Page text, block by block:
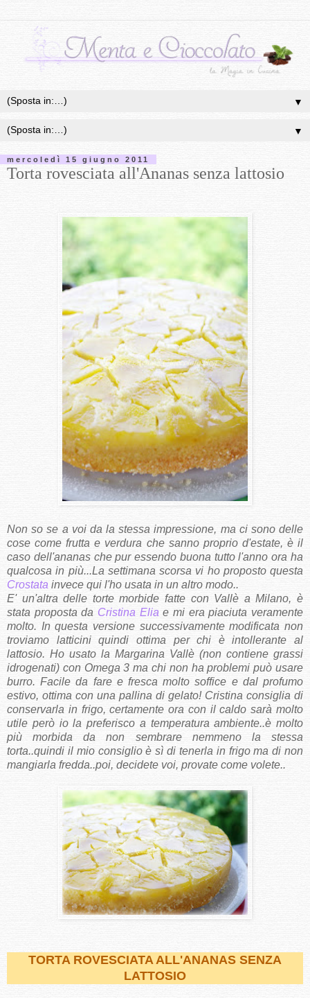
▼
▼
mercoledì 15 giugno 2011
Torta rovesciata all'Ananas senza lattosio
Non so se a voi da la stessa impressione, ma ci sono delle
cose come frutta e verdura che sanno proprio d'estate, è il
caso dell'ananas che pur essendo buona tutto l'anno ora ha
qualcosa in più...La settimana scorsa vi ho proposto questa
Crostata invece qui l'ho usata in un altro modo..
E' un'altra delle torte morbide fatte con Vallè a Milano, è
stata proposta da Cristina Elia e mi era piaciuta veramente
molto. In questa versione successivamente modificata non
troviamo latticini quindi ottima per chi è intollerante al
lattosio. Ho usato la Margarina Vallè (non contiene grassi
idrogenati) con Omega 3 ma chi non ha problemi può usare
burro. Facile da fare e fresca molto soffice e dal profumo
estivo, ottima con una pallina di gelato! Cristina consiglia di
conservarla in frigo, certamente ora con il caldo sarà molto
utile però io la preferisco a temperatura ambiente..è molto
più morbida da non sembrare nemmeno la stessa
torta..quindi il mio consiglio è sì di tenerla in frigo ma di non
mangiarla fredda..poi, decidete voi, provate come volete..
TORTA ROVESCIATA ALL'ANANAS SENZA
LATTOSIO